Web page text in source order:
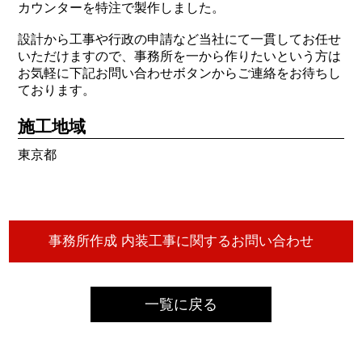
カウンターを特注で製作しました。
設計から工事や行政の申請など当社にて一貫してお任せ
いただけますので、事務所を一から作りたいという方は
お気軽に下記お問い合わせボタンからご連絡をお待ちし
ております。
施工地域
東京都
一覧に戻る